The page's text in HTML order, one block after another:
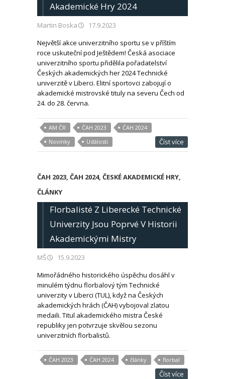
Akademické Hry 2024
Martin Boska
17.9.2023
Největší akce univerzitního sportu se v příštím
roce uskuteční pod Ještědem! Česká asociace
univerzitního sportu přidělila pořadatelství
Českých akademických her 2024 Technické
univerzitě v Liberci. Elitní sportovci zabojují o
akademické mistrovské tituly na severu Čech od
24. do 28. června.
AM ČR ČAH 2023
ČAH 2024
Novinky
Události Číst více
ČAH 2023, ČAH 2024, ČESKÉ AKADEMICKÉ HRY,
ČLÁNKY
Florbalisté Z Liberecké Technické
Univerzity Jsou Poprvé V Historii
Akademickými Mistry
MŠ
15.9.2023
Mimořádného historického úspěchu dosáhl v
minulém týdnu florbalový tým Technické
univerzity v Liberci (TUL), když na Českých
akademických hrách (ČAH) vybojoval zlatou
medaili. Titul akademického mistra České
republiky jen potvrzuje skvělou sezonu
univerzitních florbalistů.
ČAH 2023 ČAH 2024 články florbal
Číst více